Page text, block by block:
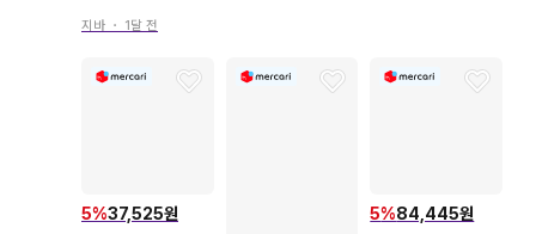
지바 ・ 1달 전
5%37,525원 5%84,445원